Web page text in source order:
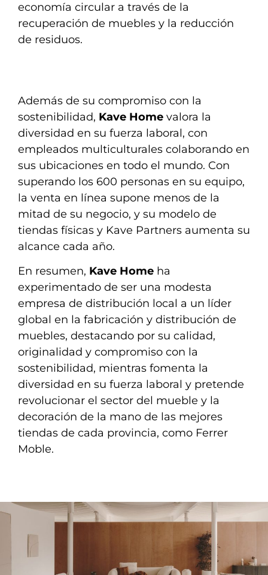
economía circular a través de la
recuperación de muebles y la reducción
de residuos.
Además de su compromiso con la
sostenibilidad, Kave Home valora la
diversidad en su fuerza laboral, con
empleados multiculturales colaborando en
sus ubicaciones en todo el mundo. Con
superando los 600 personas en su equipo,
la venta en línea supone menos de la
mitad de su negocio, y su modelo de
tiendas físicas y Kave Partners aumenta su
alcance cada año.
En resumen, Kave Home ha
experimentado de ser una modesta
empresa de distribución local a un líder
global en la fabricación y distribución de
muebles, destacando por su calidad,
originalidad y compromiso con la
sostenibilidad, mientras fomenta la
diversidad en su fuerza laboral y pretende
revolucionar el sector del mueble y la
decoración de la mano de las mejores
tiendas de cada provincia, como Ferrer
Moble.